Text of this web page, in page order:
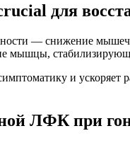
для
— снижение
мышцы,
и
ЛФК при